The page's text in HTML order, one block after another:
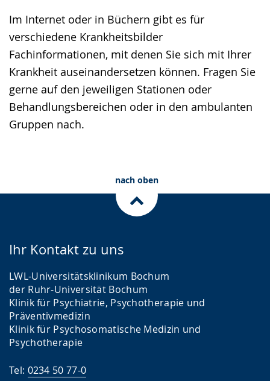
Im Internet oder in Büchern gibt es für
verschiedene Krankheitsbilder
Fachinformationen, mit denen Sie sich mit Ihrer
Krankheit auseinandersetzen können. Fragen Sie
gerne auf den jeweiligen Stationen oder
Behandlungsbereichen oder in den ambulanten
Gruppen nach.
nach oben
Ihr Kontakt zu uns
LWL-Universitätsklinikum Bochum
der Ruhr-Universität Bochum
Klinik für Psychiatrie, Psychotherapie und
Präventivmedizin
Klinik für Psychosomatische Medizin und
Psychotherapie
Tel: 0234 50 77-0